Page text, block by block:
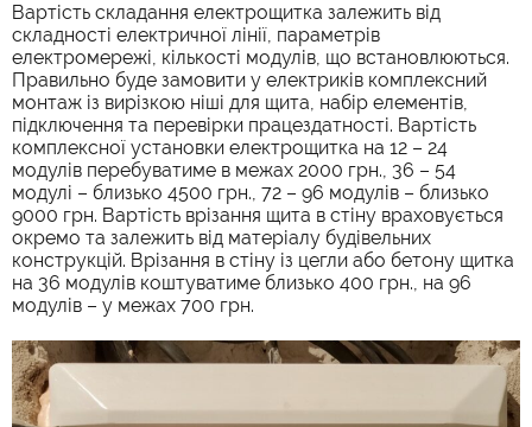
Вартість складання електрощитка залежить від
складності електричної лінії, параметрів
електромережі, кількості модулів, що встановлюються.
Правильно буде замовити у електриків комплексний
монтаж із вирізкою ніші для щита, набір елементів,
підключення та перевірки працездатності. Вартість
комплексної установки електрощитка на 12 – 24
модулів перебуватиме в межах 2000 грн., 36 – 54
модулі – близько 4500 грн., 72 – 96 модулів – близько
9000 грн. Вартість врізання щита в стіну враховується
окремо та залежить від матеріалу будівельних
конструкцій. Врізання в стіну із цегли або бетону щитка
на 36 модулів коштуватиме близько 400 грн., на 96
модулів – у межах 700 грн.